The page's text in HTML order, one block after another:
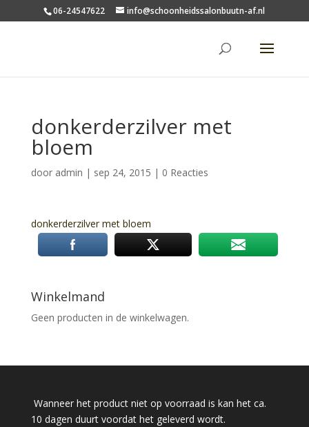
06-24547622 info@schoonheidssalonbuutn-af.nl
donkerderzilver met
bloem
door admin | sep 24, 2015 | 0 Reacties
donkerderzilver met bloem
Winkelmand
Geen producten in de winkelwagen.
Wanneer het product niet op voorraad is kan het ca.
10 dagen duurt voordat het geleverd wordt.